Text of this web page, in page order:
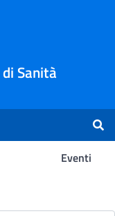
Sanità
Eventi
-